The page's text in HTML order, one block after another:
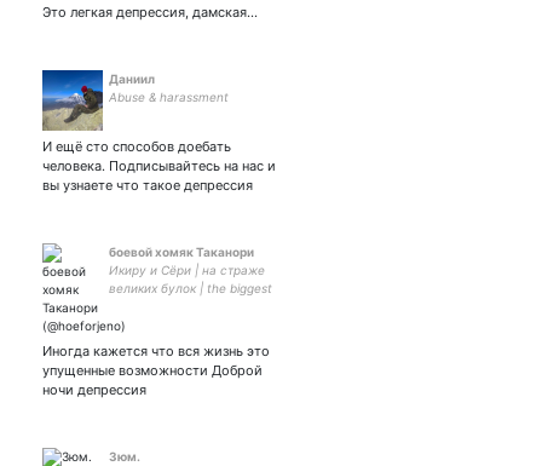
Это легкая депрессия, дамская...
Даниил
Abuse & harassment
И ещё сто способов доебать
человека. Подписывайтесь на нас и
вы узнаете что такое депрессия
боевой хомяк Таканори
Икиру и Сёри | на страже
великих булок | the biggest
worse at what I do best |
Дашу | РАФ БЛЯТЬ
Иногда кажется что вся жизнь это
упущенные возможности Доброй
ночи депрессия
Зюм.